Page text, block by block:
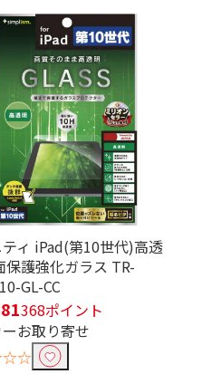
ティ iPad(第10世代)高透
保護強化ガラス TR-
GL-CC
368ポイント
お取り寄せ